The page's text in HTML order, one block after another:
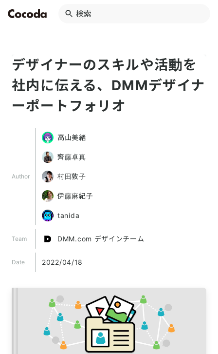
デザイナーのスキルや活動を
社内に伝える、DMMデザイナ
ーポートフォリオ
Author
高山美緒
齊藤卓真
村田敦子
伊藤麻紀子
tanida
Team DMM.com デザインチーム
Date 2022/04/18